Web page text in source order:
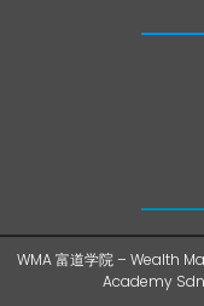
WMA 富道学院 – Wealth
Academy